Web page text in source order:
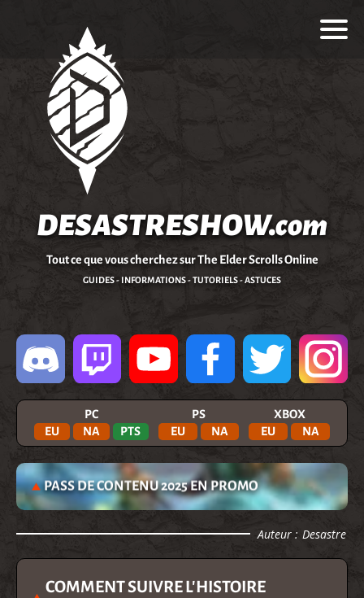
DESASTRESHOW.com
Tout ce que vous cherchez sur The Elder Scrolls Online
GUIDES - INFORMATIONS - TUTORIELS - ASTUCES
PC
EU
NA PTS
PS
EU
NA
XBOX
EU
NA
PASS DE CONTENU 2025 EN PROMO
Auteur : Desastre
COMMENT SUIVRE L'HISTOIRE